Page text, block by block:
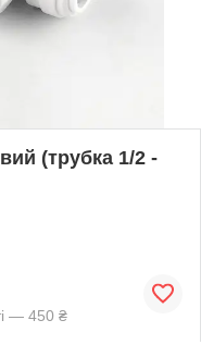
(трубка 1/2 -
— 450 ₴